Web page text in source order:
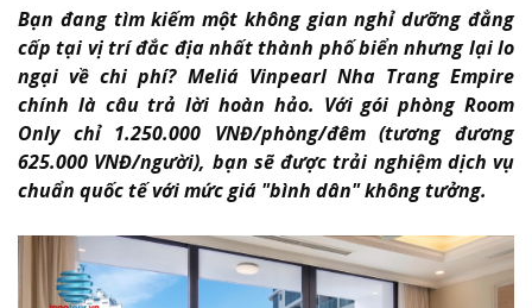
Bạn đang tìm kiếm một không gian nghỉ dưỡng đẳng
cấp tại vị trí đắc địa nhất thành phố biển nhưng lại lo
ngại về chi phí? Meliá Vinpearl Nha Trang Empire
chính là câu trả lời hoàn hảo. Với gói phòng Room
Only chỉ 1.250.000 VNĐ/phòng/đêm (tương đương
625.000 VNĐ/người), bạn sẽ được trải nghiệm dịch vụ
chuẩn quốc tế với mức giá "bình dân" không tưởng.